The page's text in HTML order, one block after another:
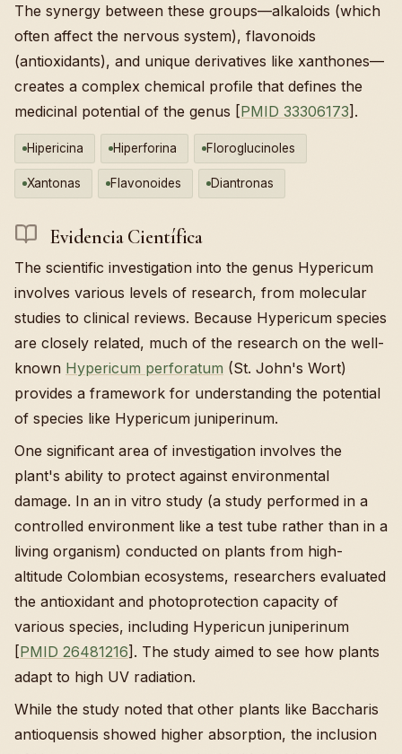
The synergy between these groups—alkaloids (which
often affect the nervous system), flavonoids
(antioxidants), and unique derivatives like xanthones—
creates a complex chemical profile that defines the
medicinal potential of the genus [PMID 33306173].
Hipericina Hiperforina Floroglucinoles
Xantonas Flavonoides Diantronas
Evidencia Científica
The scientific investigation into the genus Hypericum
involves various levels of research, from molecular
studies to clinical reviews. Because Hypericum species
are closely related, much of the research on the well-
known Hypericum perforatum (St. John's Wort)
provides a framework for understanding the potential
of species like Hypericum juniperinum.
One significant area of investigation involves the
plant's ability to protect against environmental
damage. In an in vitro study (a study performed in a
controlled environment like a test tube rather than in a
living organism) conducted on plants from high-
altitude Colombian ecosystems, researchers evaluated
the antioxidant and photoprotection capacity of
various species, including Hypericun juniperinum
[PMID 26481216]. The study aimed to see how plants
adapt to high UV radiation.
While the study noted that other plants like Baccharis
antioquensis showed higher absorption, the inclusion